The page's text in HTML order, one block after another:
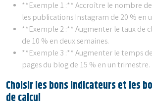
**Exemple 1 :** Accroître le nombre
les publications Instagram de 20 % en
**Exemple 2 :** Augmenter le taux de
de 10 % en deux semaines.
**Exemple 3 :** Augmenter le temps
pages du blog de 15 % en un trimestre.
Choisir les bons indicateurs et les
de calcul